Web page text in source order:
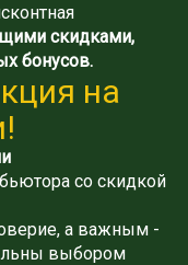
скидками,
бонусов.
на
со скидкой
а важным -
выбором